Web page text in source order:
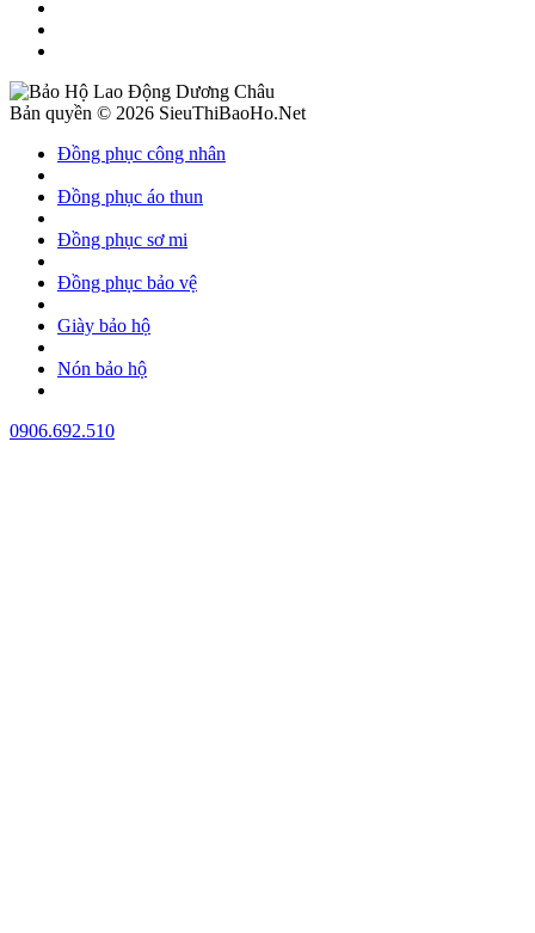
Bản quyền © 2026 SieuThiBaoHo.Net
Đồng phục công nhân
Đồng phục áo thun
Đồng phục sơ mi
Đồng phục bảo vệ
Giày bảo hộ
Nón bảo hộ
0906.692.510